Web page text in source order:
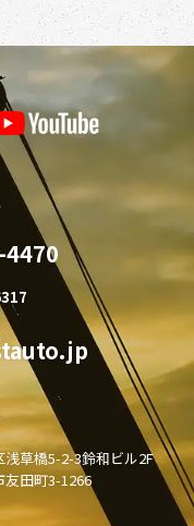
4470
草橋5-2-3鈴和ビル2F
友田町3-1266